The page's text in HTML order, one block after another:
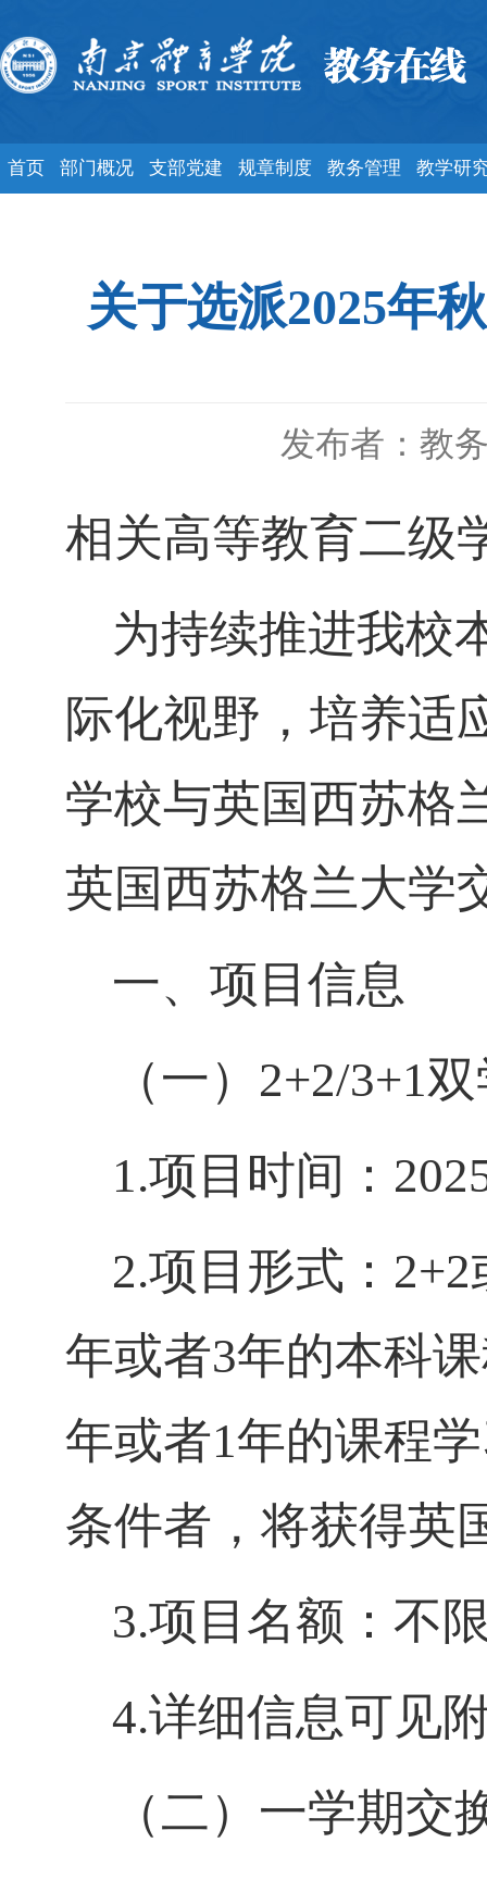
首页 部门概况 支部党建 规章制度 教务管理 教学研
关于选派2025年
发布者：教
相关高等教育二级
为持续推进我校
际化视野，培养适
学校与英国西苏格
英国西苏格兰大学
一、项目信息
（一） 2+2/3+1
1.项目时间： 202
2.项目形式：
年或者3年的本科
年或者1年的课程
条件者，将获得英
3.项目名额： 不
4.详细信息可 见
（二） 一学期交